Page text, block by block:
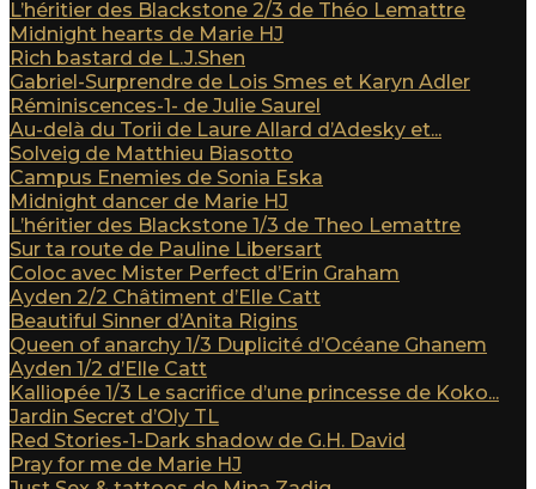
L’héritier des Blackstone 2/3 de Théo Lemattre
Midnight hearts de Marie HJ
Rich bastard de L.J.Shen
Gabriel-Surprendre de Lois Smes et Karyn Adler
Réminiscences-1- de Julie Saurel
Au-delà du Torii de Laure Allard d’Adesky et...
Solveig de Matthieu Biasotto
Campus Enemies de Sonia Eska
Midnight dancer de Marie HJ
L’héritier des Blackstone 1/3 de Theo Lemattre
Sur ta route de Pauline Libersart
Coloc avec Mister Perfect d’Erin Graham
Ayden 2/2 Châtiment d’Elle Catt
Beautiful Sinner d’Anita Rigins
Queen of anarchy 1/3 Duplicité d’Océane Ghanem
Ayden 1/2 d’Elle Catt
Kalliopée 1/3 Le sacrifice d’une princesse de Koko...
Jardin Secret d’Oly TL
Red Stories-1-Dark shadow de G.H. David
Pray for me de Marie HJ